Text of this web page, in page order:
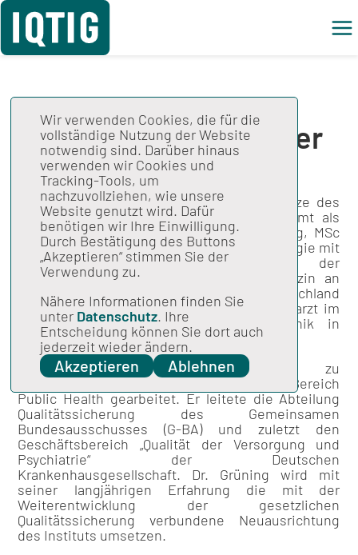
Dr. Thilo Grüning neuer
Leiter des IQTIG
Berlin, 1. Juli 2026 – Wechsel an der Spitze des
IQTIG:Dr. med. Thilo Grüning
hat sein Amt als
Leiter des Instituts angetreten. Dr. Grüning, MSc
(Jahrgang 1962) ist Facharzt für Anästhesiologie mit
langjähriger klinischer Erfahrung in der
Intensivmedizin und Transplantationsmedizin an
der Charité und weiteren Kliniken in Deutschland
und England, darunter acht Jahre als Chefarzt im
Kollegialsystem an einer Universitätsklinik in
London.
Wissenschaftlich hat er u.a. zu
intensivmedizinischen Themen und im Bereich
Public Health gearbeitet. Er leitete die Abteilung
Qualitätssicherung des Gemeinsamen
Bundesausschusses (G-BA) und zuletzt den
Geschäftsbereich „Qualität der Versorgung und
Psychiatrie“ der Deutschen
Krankenhausgesellschaft. Dr. Grüning wird mit
seiner langjährigen Erfahrung die mit der
Weiterentwicklung der gesetzlichen
Qualitätssicherung verbundene Neuausrichtung
des Instituts umsetzen.
Wir verwenden Cookies, die für die
vollständige Nutzung der Website
notwendig sind. Darüber hinaus
verwenden wir Cookies und
Tracking-Tools, um
nachzuvollziehen, wie unsere
Website genutzt wird. Dafür
benötigen wir Ihre Einwilligung.
Durch Bestätigung des Buttons
„Akzeptieren“ stimmen Sie der
Verwendung zu.
Nähere Informationen finden Sie
unter Datenschutz. Ihre
Entscheidung können Sie dort auch
jederzeit wieder ändern.
Akzeptieren Ablehnen